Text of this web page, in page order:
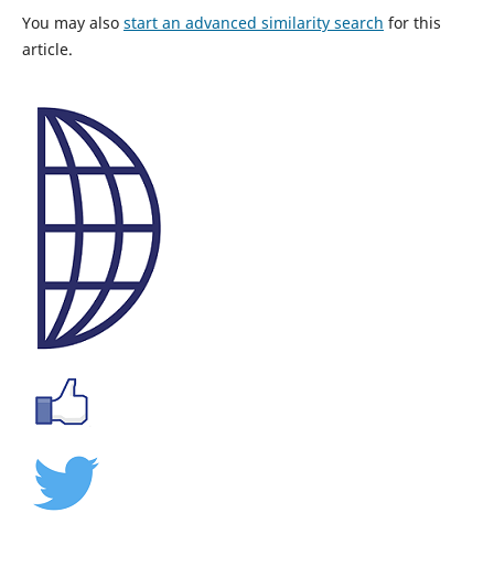
You may also start an advanced similarity search for this
article.